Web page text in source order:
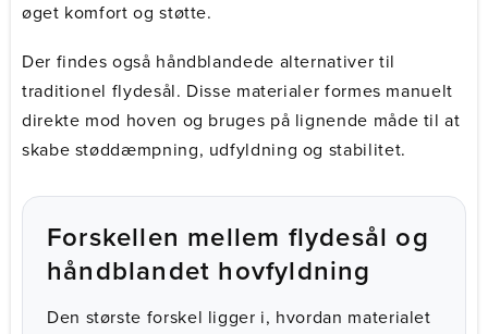
øget komfort og støtte.
Der findes også håndblandede alternativer til
traditionel flydesål. Disse materialer formes manuelt
direkte mod hoven og bruges på lignende måde til at
skabe støddæmpning, udfyldning og stabilitet.
Forskellen mellem flydesål og
håndblandet hovfyldning
Den største forskel ligger i, hvordan materialet